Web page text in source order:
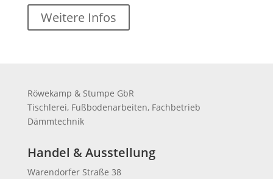
Weitere Infos
Röwekamp & Stumpe GbR
Tischlerei, Fußbodenarbeiten, Fachbetrieb
Dämmtechnik
Handel & Ausstellung
Warendorfer Straße 38